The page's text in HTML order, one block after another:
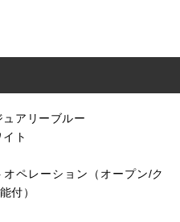
ュアリーブルー
ト
ペレーション（オープン/ク
付）